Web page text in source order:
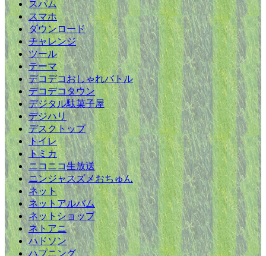
スパム
スマホ
ダウンロード
チャレンジ
ツール
テーマ
デコデコおしゃれバトル
デコデコタウン
デジタル駄菓子屋
デジハリ
デスクトップ
トイレ
トミカ
ニコニコ生放送
ニンジャスズメおちゅん
ネット
ネットアルバム
ネットショップ
ネトアニ
ハドソン
ハプニング